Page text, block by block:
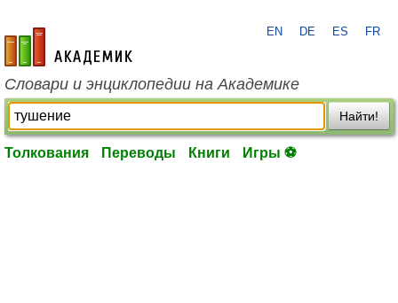
academic.ru
EN DE ES FR
Словари и энциклопедии на Академике
Найти!
Толкования Переводы Книги Игры ⚽